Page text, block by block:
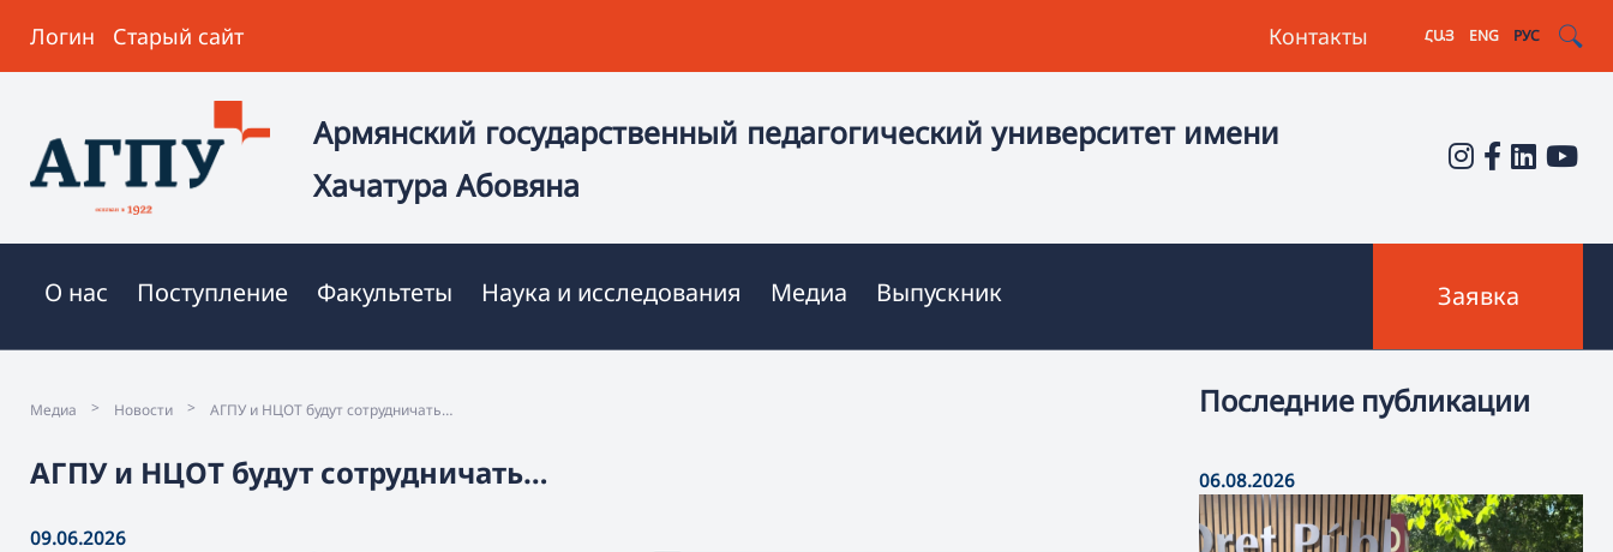
Логин Старый сайт Контакты ՀԱՅ ENG РУС
Армянский государственный педагогический университет имени
Хачатура Абовяна
О нас Поступление Факультеты Наука и исследования Медиа Выпускник Заявка
Медиа > Новости > АГПУ и НЦОТ будут сотрудничать…
АГПУ и НЦОТ будут сотрудничать…
09.06.2026
Последние публикации
06.08.2026